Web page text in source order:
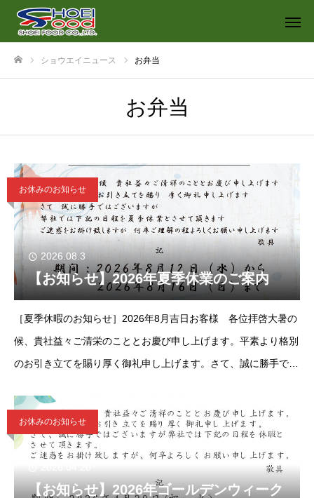
ショウエイニュース お弁当
お弁当
お休みのお知らせ
2026.08.3
【お知らせ】2026年夏季休業のご案内
［夏季休暇のお知らせ］2026年8月吉日お客様 各位拝啓大暑の
候、貴社益々ご清栄のこととお慶び申し上げます。平素より格別
のお引き立てを賜り厚く御礼申し上げます。さて、誠に勝手では
惑をお掛
お休みのお知らせ
【お知らせ】2026年ゴールデンウィーク